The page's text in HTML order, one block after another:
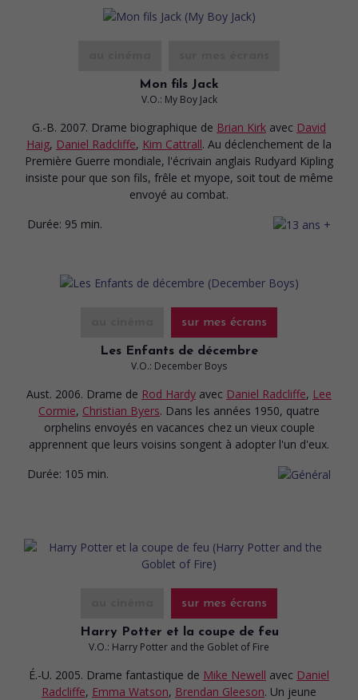
Mon fils Jack
V.O.: My Boy Jack
G.-B. 2007. Drame biographique de Brian Kirk avec David
Haig, Daniel Radcliffe, Kim Cattrall. Au déclenchement de la
Première Guerre mondiale, l'écrivain anglais Rudyard Kipling
insiste pour que son fils, frêle et myope, soit tout de même
envoyé au combat.
Durée: 95 min.
sur mes écrans
Les Enfants de décembre
V.O.: December Boys
Aust. 2006. Drame de Rod Hardy avec Daniel Radcliffe, Lee
Cormie, Christian Byers. Dans les années 1950, quatre
orphelins envoyés en vacances chez un vieux couple
apprennent que leurs voisins songent à adopter l'un d'eux.
Durée: 105 min.
sur mes écrans
Harry Potter et la coupe de feu
V.O.: Harry Potter and the Goblet of Fire
É.-U. 2005. Drame fantastique de Mike Newell avec Daniel
Radcliffe, Emma Watson, Brendan Gleeson. Un jeune